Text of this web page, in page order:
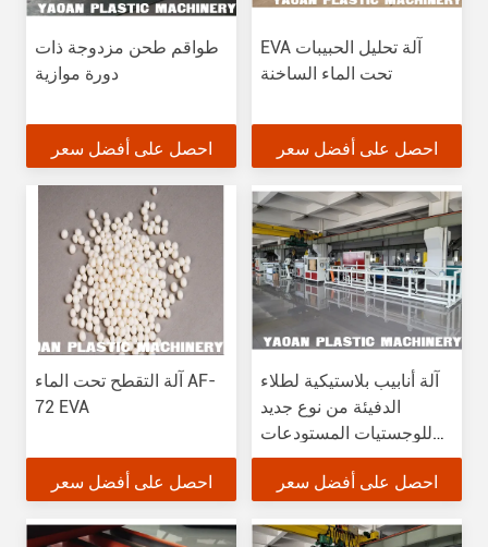
طواقم طحن مزدوجة ذات
دورة موازية
احصل على أفضل سعر
EVA آلة تحليل الحبيبات
تحت الماء الساخنة
احصل على أفضل سعر
آلة التقطح تحت الماء AF-
72 EVA
احصل على أفضل سعر
آلة أنابيب بلاستيكية لطلاء
الدفيئة من نوع جديد
للوجستيات المستودعات
مع عمر خدمة طويل
احصل على أفضل سعر